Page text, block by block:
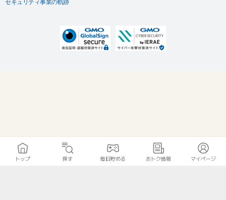
セキュリティ事業の軌跡
トップ 探す 毎日貯める おトク情報 マイページ